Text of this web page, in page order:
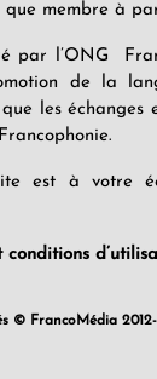
que membre à
par l’ONG
de la
les échanges
est à votre
© FrancoMédia